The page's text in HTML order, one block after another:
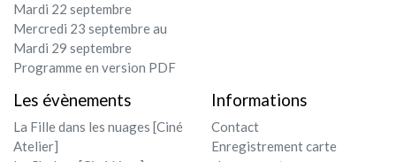
Mardi 22 septembre
Mercredi 23 septembre au
Mardi 29 septembre
Programme en version PDF
Les évènements
La Fille dans les nuages [Ciné
Atelier]
Informations
Contact
Enregistrement carte